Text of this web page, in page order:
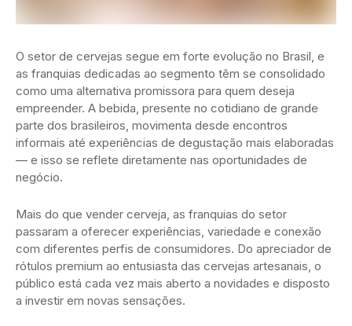
O setor de cervejas segue em forte evolução no Brasil, e
as franquias dedicadas ao segmento têm se consolidado
como uma alternativa promissora para quem deseja
empreender. A bebida, presente no cotidiano de grande
parte dos brasileiros, movimenta desde encontros
informais até experiências de degustação mais elaboradas
— e isso se reflete diretamente nas oportunidades de
negócio.
Mais do que vender cerveja, as franquias do setor
passaram a oferecer experiências, variedade e conexão
com diferentes perfis de consumidores. Do apreciador de
rótulos premium ao entusiasta das cervejas artesanais, o
público está cada vez mais aberto a novidades e disposto
a investir em novas sensações.